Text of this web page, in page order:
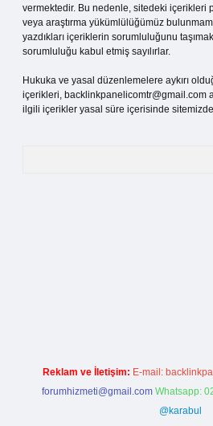
vermektedir. Bu nedenle, sitedeki içerikleri
veya araştırma yükümlülüğümüz
yazdıkları içeriklerin sorumluluğunu
sorumluluğu kabul etmiş sayılırlar.
Hukuka ve yasal düzenlemelere aykırı
içerikleri, backlinkpanelicomtr@gmail.com
ilgili içerikler yasal süre içerisinde
Reklam ve İletişim: E-mail:
forumhizmeti@gmail.com Whatsapp:
@karabul